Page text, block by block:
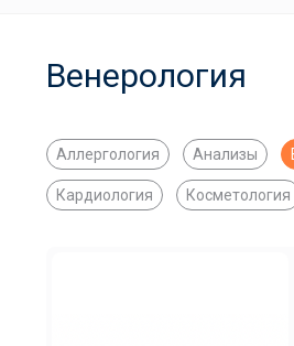
Венерология
Аллергология Анализы
Кардиология Косметология